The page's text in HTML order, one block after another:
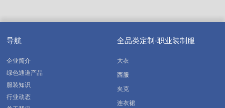
导航
企业简介
绿色通道产品
服装知识
行业动态
全品类定制-职业装制服
大衣
西服
夹克
连衣裙